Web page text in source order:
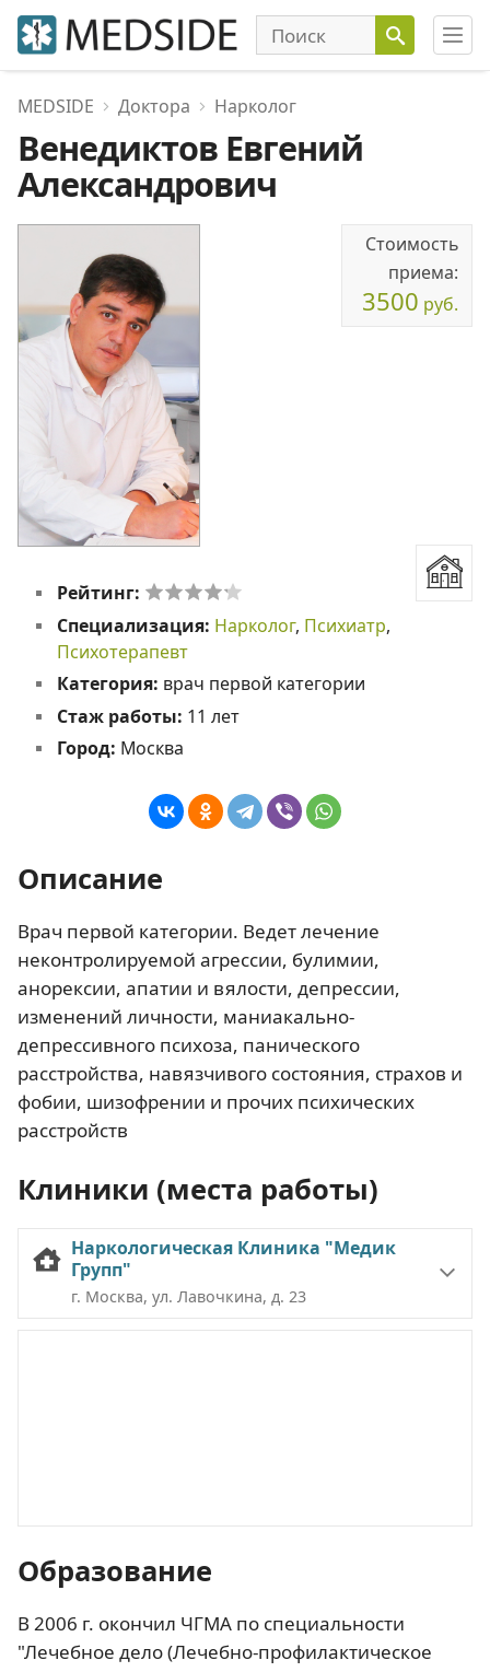
MEDSIDE Доктора Нарколог
Венедиктов Евгений
Александрович
Стоимость
приема:
3500 руб.
Рейтинг:
Специализация: Нарколог, Психиатр,
Психотерапевт
Категория: врач первой категории
Стаж работы: 11 лет
Город: Москва
Описание
Врач первой категории. Ведет лечение
неконтролируемой агрессии, булимии,
анорексии, апатии и вялости, депрессии,
изменений личности, маниакально-
депрессивного психоза, панического
расстройства, навязчивого состояния, страхов и
фобии, шизофрении и прочих психических
расстройств
Клиники (места работы)
Наркологическая Клиника "Медик
Групп"
г. Москва, ул. Лавочкина, д. 23
Образование
В 2006 г. окончил ЧГМА по специальности
"Лечебное дело (Лечебно-профилактическое